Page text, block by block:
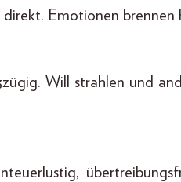
direkt. Emotionen
Will strahlen und